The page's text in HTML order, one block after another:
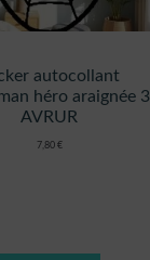
autocollant
héro araignée 3
AVRUR
7,80 €